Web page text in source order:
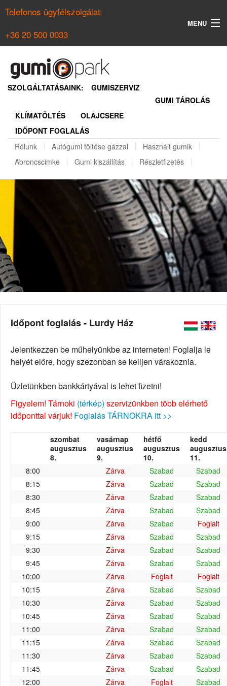
Telefonos ügyfélszolgálat:
+36 20 500 0033
MENU
NYÁRI GUMI KERESŐ
REGISZTRÁCIÓ
SZOLGÁLTATÁSAINK:
GUMISZERVIZ
GUMI TÁROLÁS
KLÍMATÖLTÉS
OLAJCSERE
IDŐPONT FOGLALÁS
Rólunk
Autógumi töltése gázzal
Használt gumik
Abroncscimke
Gumi kiszállítás Részletfizetés
Időpont foglalás - Lurdy Ház
Jelentkezzen be műhelyünkbe az interneten! Foglalja le
helyét előre, hogy szezonban se kelljen várakoznia.
Üzletünkben bankkártyával is lehet fizetni!
Figyelem! Tárnoki (térkép) szervizünkben több elérhető
időponttal várjuk! Foglalás TÁRNOKRA itt >>
szombat
augusztus
8.
vasárnap
augusztus
9.
hétfő
augusztus
10.
kedd
augusztus
11.
8:00
Zárva Szabad
Szabad
8:15
Zárva Szabad
Szabad
8:30
Zárva Szabad
Szabad
8:45
Zárva Szabad
Szabad
9:00
Zárva Szabad
Foglalt
9:15
Zárva Szabad
Szabad
9:30
Zárva Szabad
Szabad
9:45
Zárva Szabad
Szabad
10:00
Zárva Foglalt
Foglalt
10:15
Zárva Szabad
Szabad
10:30
Zárva Szabad
Szabad
10:45
Zárva Szabad
Szabad
11:00
Zárva Szabad
Szabad
11:15
Zárva Szabad
Szabad
11:30
Zárva Szabad
Szabad
11:45
Zárva Szabad
Szabad
12:00
Zárva Foglalt
Szabad